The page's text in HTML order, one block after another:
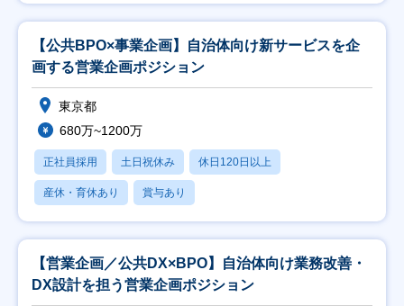
【公共BPO×事業企画】自治体向け新サービスを企
画する営業企画ポジション
東京都
680万~1200万
正社員採用 土日祝休み 休日120日以上
産休・育休あり 賞与あり
【営業企画／公共DX×BPO】自治体向け業務改善・
DX設計を担う営業企画ポジション